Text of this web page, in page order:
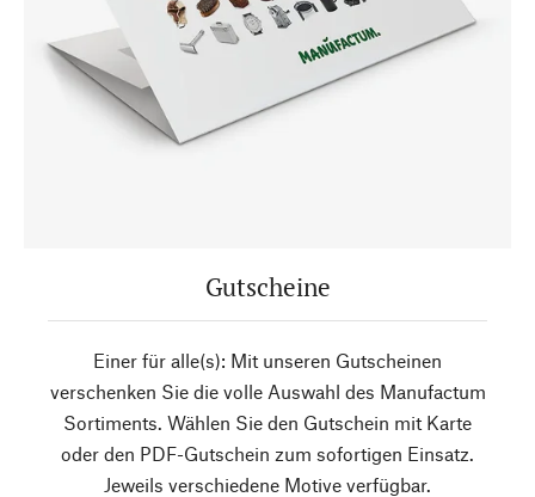
Gutscheine
Einer für alle(s): Mit unseren Gutscheinen
verschenken Sie die volle Auswahl des Manufactum
Sortiments. Wählen Sie den Gutschein mit Karte
oder den PDF-Gutschein zum sofortigen Einsatz.
Jeweils verschiedene Motive verfügbar.